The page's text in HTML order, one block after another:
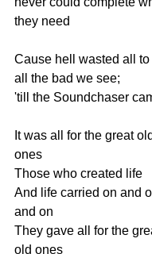
they need
Cause hell wasted all to
all
the bad we see;
'till the Soundchaser
It was all for the great old
ones
Those who created
life
And
life carried on and
and on
They gave all for the
old ones